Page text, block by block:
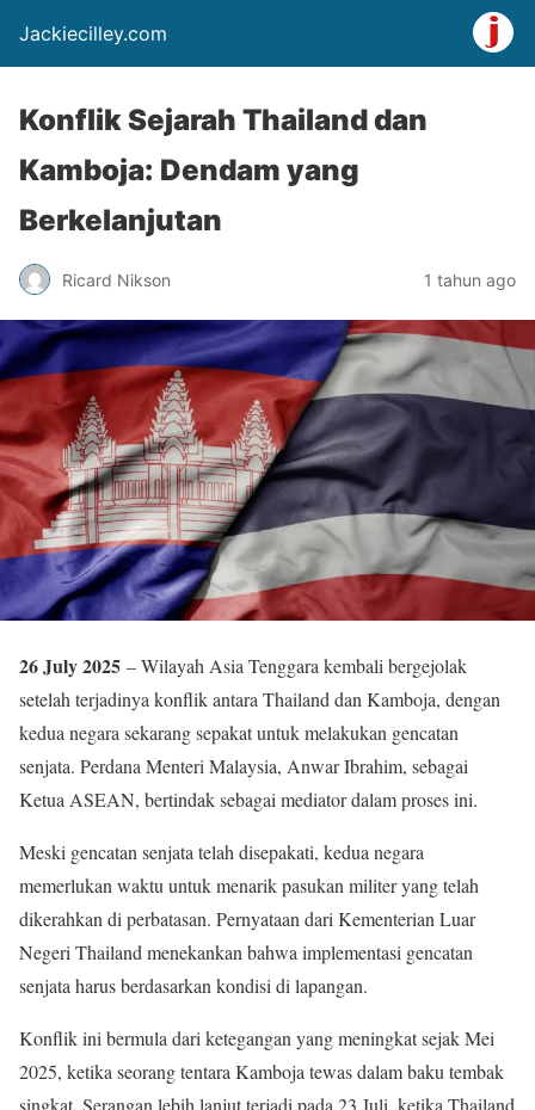
Jackiecilley.com
Konflik Sejarah Thailand dan
Kamboja: Dendam yang
Berkelanjutan
Ricard Nikson 1 tahun ago
26 July 2025 – Wilayah Asia Tenggara kembali bergejolak
setelah terjadinya konflik antara Thailand dan Kamboja, dengan
kedua negara sekarang sepakat untuk melakukan gencatan
senjata. Perdana Menteri Malaysia, Anwar Ibrahim, sebagai
Ketua ASEAN, bertindak sebagai mediator dalam proses ini.
Meski gencatan senjata telah disepakati, kedua negara
memerlukan waktu untuk menarik pasukan militer yang telah
dikerahkan di perbatasan. Pernyataan dari Kementerian Luar
Negeri Thailand menekankan bahwa implementasi gencatan
senjata harus berdasarkan kondisi di lapangan.
Konflik ini bermula dari ketegangan yang meningkat sejak Mei
2025, ketika seorang tentara Kamboja tewas dalam baku tembak
singkat. Serangan lebih lanjut terjadi pada 23 Juli, ketika Thailand